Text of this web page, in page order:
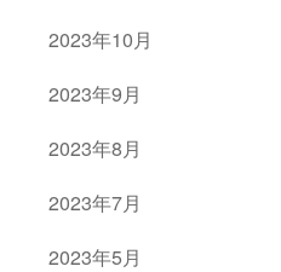
2023年10月
2023年9月
2023年8月
2023年7月
2023年5月